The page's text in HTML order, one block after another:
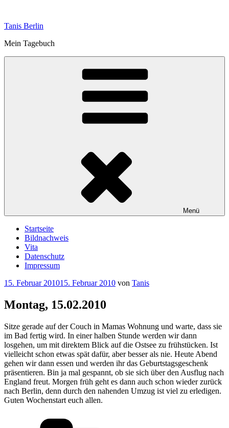
springen
Tanis Berlin
Mein Tagebuch
Menü
Startseite
Bildnachweis
Vita
Datenschutz
Impressum
Veröffentlicht
15. Februar 201015. Februar 2010 von Tanis
Montag, 15.02.2010
Sitze gerade auf der Couch in Mamas Wohnung und warte, dass sie
im Bad fertig wird. In einer halben Stunde werden wir dann
losgehen, um mit direktem Blick auf die Ostsee zu frühstücken. Ist
vielleicht schon etwas spät dafür, aber besser als nie. Heute Abend
gehen wir dann essen und werden ihr das Geburtstagsgeschenk
präsentieren. Bin ja mal gespannt, ob sie sich über den Ausflug nach
England freut. Morgen früh geht es dann auch schon wieder zurück
nach Berlin, denn durch den nahenden Umzug ist viel zu erledigen.
Guten Wochenstart euch allen.